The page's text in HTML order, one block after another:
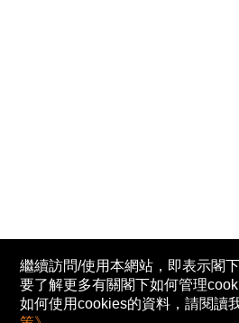
繼續訪問/使用本網站，即表示閣
要了解更多有關閣下如何管理
如何使用cookies的資料，請閱讀